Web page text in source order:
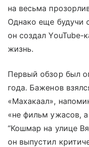
на весьма
Однако еще будучи
он создал YouTube-
жизнь.
Первый обзор был
года. Баженов
«Махакаал»,
«не фильм ужасов,
“Кошмар на улице
он выпустил